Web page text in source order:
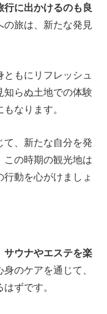
行に出かけるのも良
の旅は、新たな発見
もにリフレッシュ
知らぬ土地での体験
なります。
て、新たな自分を発
この時期の観光地は
動を心がけましょ
サウナやエステを楽
身のケアを通じて、
ずです。